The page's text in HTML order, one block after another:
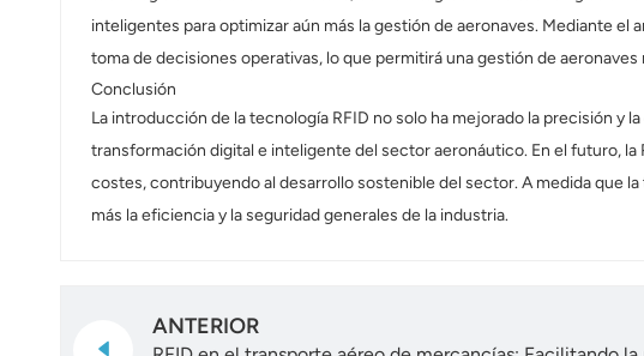
inteligentes para optimizar aún más la gestión de aeronaves. Mediante el
toma de decisiones operativas, lo que permitirá una gestión de
Conclusión
La introducción de la tecnología RFID no solo ha mejorado la precisión y
transformación digital e inteligente del sector aeronáutico. En el futuro,
costes, contribuyendo al desarrollo sostenible del sector. A medida que
más la eficiencia y la seguridad generales de la industria.
ANTERIOR